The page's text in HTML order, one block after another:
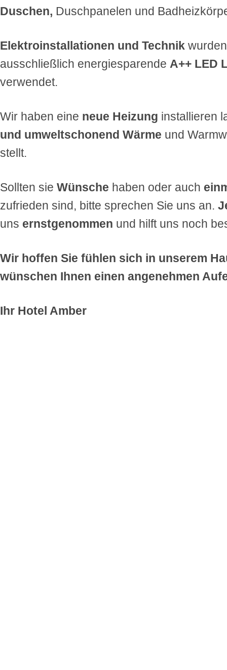
Duschen, Duschpanelen und
Elektroinstallationen und Technik
ausschließlich energiesparende A++ LED
verwendet.
Wir haben eine neue Heizung installieren
und umweltschonend Wärme und
stellt.
Sollten sie Wünsche haben oder auch
zufrieden sind, bitte sprechen Sie uns an.
uns ernstgenommen und hilft uns noch
Wir hoffen Sie fühlen sich in unserem
wünschen Ihnen einen angenehmen
Ihr Hotel Amber